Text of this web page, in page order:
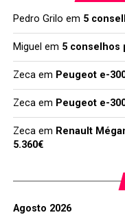
Pedro Grilo em 5
Miguel em 5 conselhos
Zecaem Peugeot e-
Zecaem Peugeot e-
Zecaem Renault
5.360€
Agosto 2026